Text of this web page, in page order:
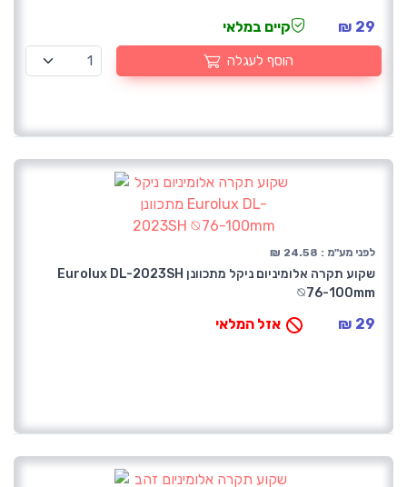
29 ₪ קיים במלאי
הוסף לעגלה
לפני מע"מ : 24.58 ₪
שקוע תקרה אלומיניום ניקל מתכוונן Eurolux DL-2023SH
⦰76-100mm
29 ₪ אזל המלאי